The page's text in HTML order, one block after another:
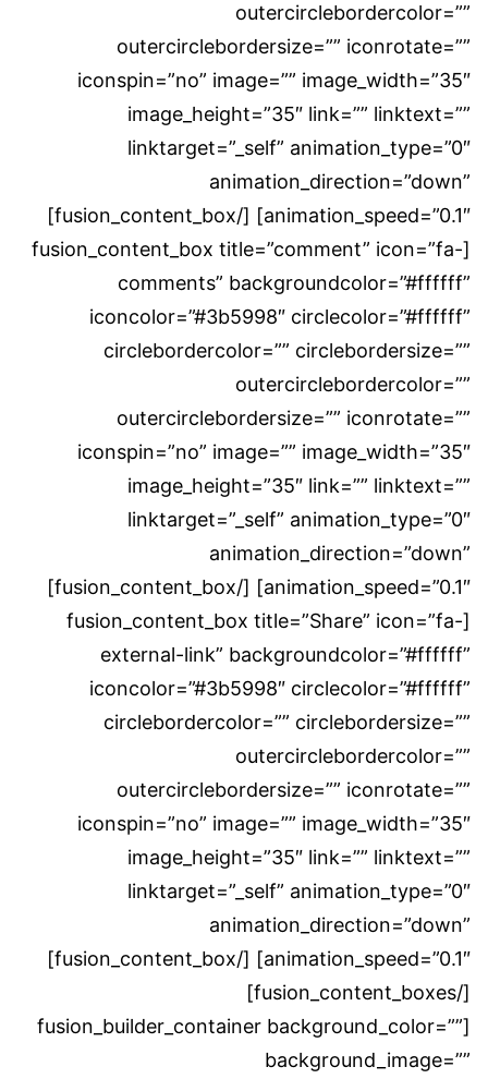
outercirclebordercolor=””
outercirclebordersize=”” iconrotate=””
iconspin=”no” image=”” image_width=”35″
image_height=”35″ link=”” linktext=””
linktarget=”_self” animation_type=”0″
animation_direction=”down”
animation_speed=”0.1″] [/fusion_content_box]
[fusion_content_box title=”comment” icon=”fa-
comments” backgroundcolor=”#ffffff”
iconcolor=”#3b5998″ circlecolor=”#ffffff”
circlebordercolor=”” circlebordersize=””
outercirclebordercolor=””
outercirclebordersize=”” iconrotate=””
iconspin=”no” image=”” image_width=”35″
image_height=”35″ link=”” linktext=””
linktarget=”_self” animation_type=”0″
animation_direction=”down”
animation_speed=”0.1″] [/fusion_content_box]
[fusion_content_box title=”Share” icon=”fa-
external-link” backgroundcolor=”#ffffff”
iconcolor=”#3b5998″ circlecolor=”#ffffff”
circlebordercolor=”” circlebordersize=””
outercirclebordercolor=””
outercirclebordersize=”” iconrotate=””
iconspin=”no” image=”” image_width=”35″
image_height=”35″ link=”” linktext=””
linktarget=”_self” animation_type=”0″
animation_direction=”down”
animation_speed=”0.1″] [/fusion_content_box]
[/fusion_content_boxes]
[fusion_builder_container background_color=””
background_image=””